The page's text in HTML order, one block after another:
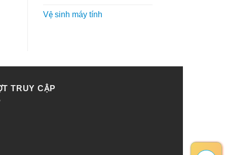
Vệ sinh máy tính
TRUY CẬP